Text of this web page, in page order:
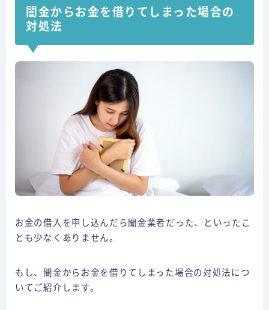
闇金からお金を借りてしまった場合の
対処法
お金の借入を申し込んだら闇金業者だった、といったこ
とも少なくありません。
もし、闇金からお金を借りてしまった場合の対処法につ
いてご紹介します。